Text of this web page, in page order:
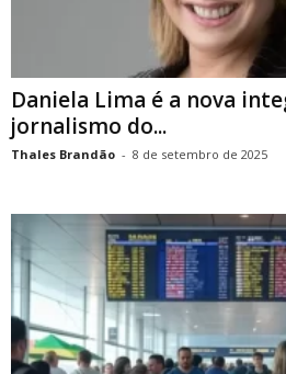
Daniela Lima é a nova
jornalismo do...
Thales Brandão - 8 de setembro de 2025